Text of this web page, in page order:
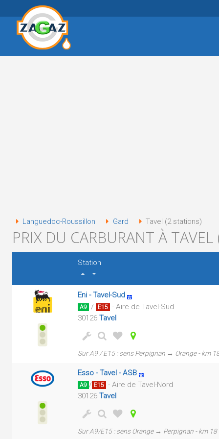
Languedoc-Roussillon Gard Tavel (2 stations)
PRIX DU CARBURANT À
Station
Eni - Tavel-Sud
A9 / E15 - Aire de Tavel-Sud
30126 Tavel
Sur A9 / E15 : sens Perpignan → Orange - km
Esso - Tavel - ASB
A9 / E15 - Aire de Tavel-Nord
30126 Tavel
Sur A9/E15 : sens Orange → Perpignan - km 18